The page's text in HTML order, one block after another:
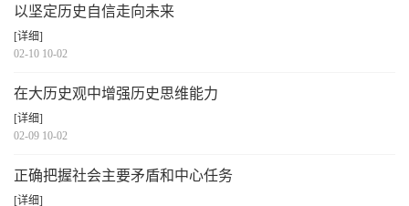
以坚定历史自信走向未来
[详细]
02-10 10-02
在大历史观中增强历史思维能力
[详细]
02-09 10-02
正确把握社会主要矛盾和中心任务
[详细]